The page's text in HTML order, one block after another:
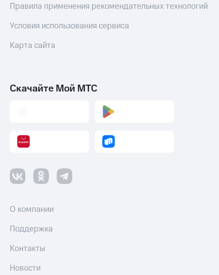
Правила применения рекомендательных технологий
Условия использования сервиса
Карта сайта
Скачайте Мой МТС
О компании
Поддержка
Контакты
Новости